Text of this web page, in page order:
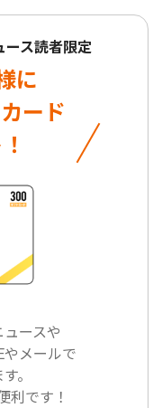
ース読者限定
に
ード
ースや
やメールで
。
利です！